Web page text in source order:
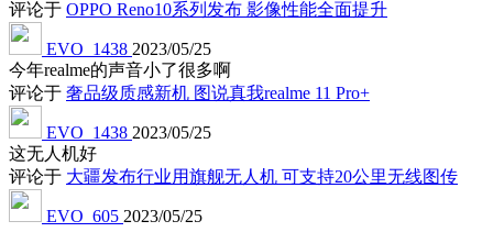
评论于 OPPO Reno10系列发布 影像性能全面提升
EVO_1438 2023/05/25
今年realme的声音小了很多啊
评论于 奢品级质感新机 图说真我realme 11 Pro+
EVO_1438 2023/05/25
这无人机好
评论于 大疆发布行业用旗舰无人机 可支持20公里无线图传
EVO_605 2023/05/25